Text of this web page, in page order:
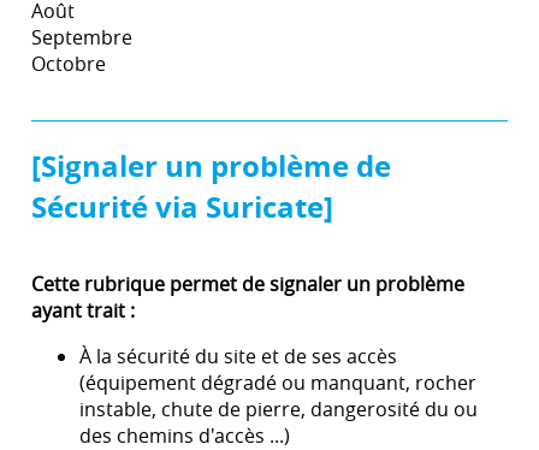
Août
Septembre
Octobre
[Signaler un problème de
Sécurité via Suricate]
Cette rubrique permet de signaler un problème
ayant trait :
À la sécurité du site et de ses accès
(équipement dégradé ou manquant, rocher
instable, chute de pierre, dangerosité du ou
des chemins d'accès ...)